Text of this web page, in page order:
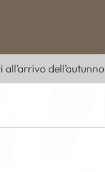
dell’autunno